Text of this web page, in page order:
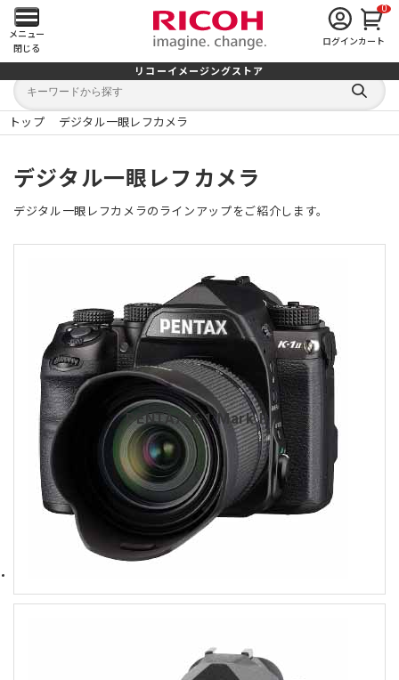
メ
イ
ン
メ
ニ
ュ
ー
く
メニュー
閉じる
ログイン
0
カート
リコーイメージングストア
キ
ワ
ー
キ
検
索
る
トップ デジタル一眼レフカメラ
デジタル一眼レフカメラ
デジタル一眼レフカメラのラインアップをご紹介します。
PENTAX K-1 Mark II